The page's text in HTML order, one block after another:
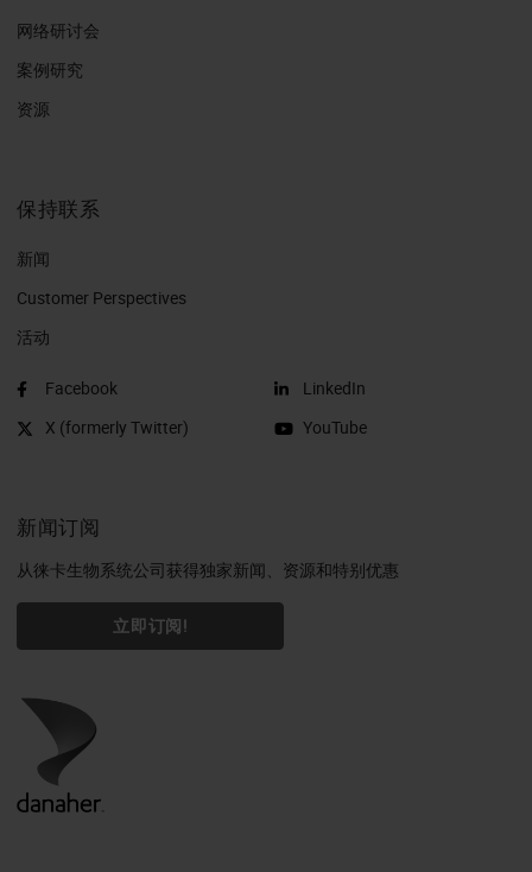
网络研讨会
案例研究
资源
保持联系
新闻
Customer Perspectives​
活动
Facebook
X (formerly Twitter)
LinkedIn
YouTube
新闻订阅
从徕卡生物系统公司获得独家新闻、资源和特别优惠
立即订阅!